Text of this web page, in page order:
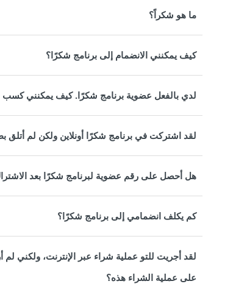
ما هو شكراً؟
كيف يمكنني الانضمام إلى برنامج شكرًا؟
لدي بالفعل عضوية برنامج شكرًا. كيف يمكنني كسب
لقد اشتركت في برنامج شكرًا أونلاين ولكن لم أتلق
هل أحصل على رقم عضوية لبرنامج شكرًا بعد
كم يكلف انضمامي إلى برنامج شكرًا؟
لقد أجريت للتو عملية شراء عبر الإنترنت،
على عملية الشراء هذه؟